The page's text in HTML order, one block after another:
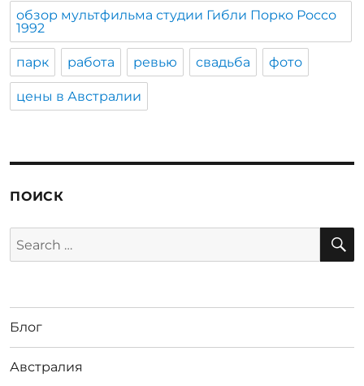
обзор мультфильма студии Гибли Порко Россо
1992
парк работа ревью свадьба фото
цены в Австралии
ПОИСК
Search
for:
Блог
Австралия